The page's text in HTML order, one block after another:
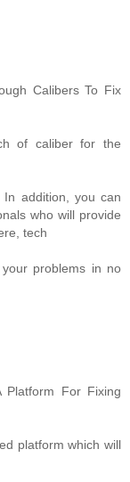
Calibers To Fix
of caliber for the
addition, you can
who will provide
tech
problems in no
Platform For Fixing
platform which will